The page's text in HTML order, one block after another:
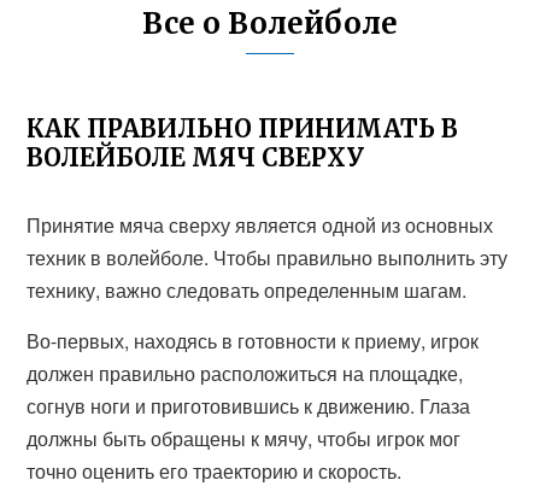
Все о Волейболе
КАК ПРАВИЛЬНО ПРИНИМАТЬ В
ВОЛЕЙБОЛЕ МЯЧ СВЕРХУ
Принятие мяча сверху является одной из основных
техник в волейболе. Чтобы правильно выполнить эту
технику, важно следовать определенным шагам.
Во-первых, находясь в готовности к приему, игрок
должен правильно расположиться на площадке,
согнув ноги и приготовившись к движению. Глаза
должны быть обращены к мячу, чтобы игрок мог
точно оценить его траекторию и скорость.